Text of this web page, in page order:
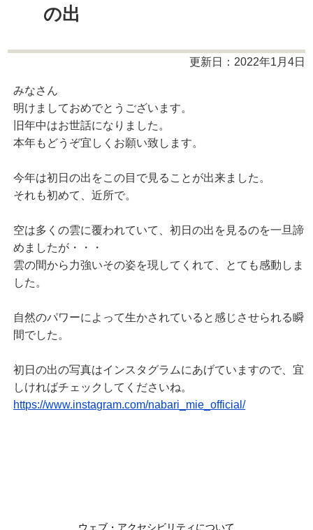
の出
更新日：2022年1月4日
みなさん
明けましておめでとうございます。
旧年中はお世話になりました。
本年もどうぞ宜しくお願い致します。
今年は初日の出をこの目で見ることが出来ました。
それも初めて、近所で。
空は多くの雲に覆われていて、初日の出を見るのを一旦諦
めましたが・・・
雲の間から力強いその姿を現してくれて、とても感動しま
した。
自然のパワーによって生かされていると感じさせられる瞬
間でした。
初日の出の写真はインスタグラムにあげていますので、宜
しければチェックしてくださいね。
https://www.instagram.com/nabari_mie_official/
ウェブ・アクセシビリティについて